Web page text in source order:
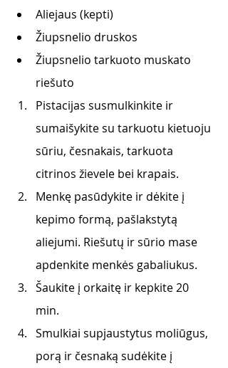
Aliejaus (kepti)
Žiupsnelio druskos
Žiupsnelio tarkuoto muskato
riešuto
Pistacijas susmulkinkite ir
sumaišykite su tarkuotu kietuoju
sūriu, česnakais, tarkuota
citrinos žievele bei krapais.
Menkę pasūdykite ir dėkite į
kepimo formą, pašlakstytą
aliejumi. Riešutų ir sūrio mase
apdenkite menkės gabaliukus.
Šaukite į orkaitę ir kepkite 20
min.
Smulkiai supjaustytus moliūgus,
porą ir česnaką sudėkite į